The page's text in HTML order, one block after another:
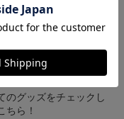
ォームを着て試合を応
のグッズをチェックし
ちら！